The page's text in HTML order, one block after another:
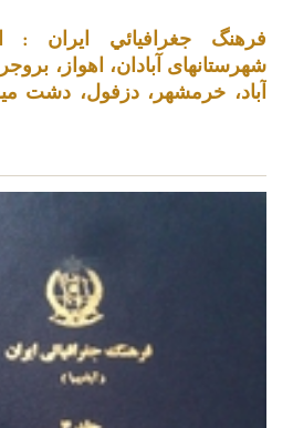
فرهنگ جغرافيائي ايران
شهرستانهای آبادان، اهواز،
آباد، خرمشهر، دزفول، دشت